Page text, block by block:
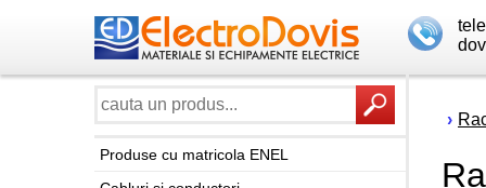
Produse cu matricola ENEL
›